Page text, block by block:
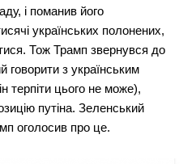
і поманив його
українських полонених,
Тож Трамп звернувся до
говорити з українським
терпіти цього не може),
путіна. Зеленський
оголосив про це.